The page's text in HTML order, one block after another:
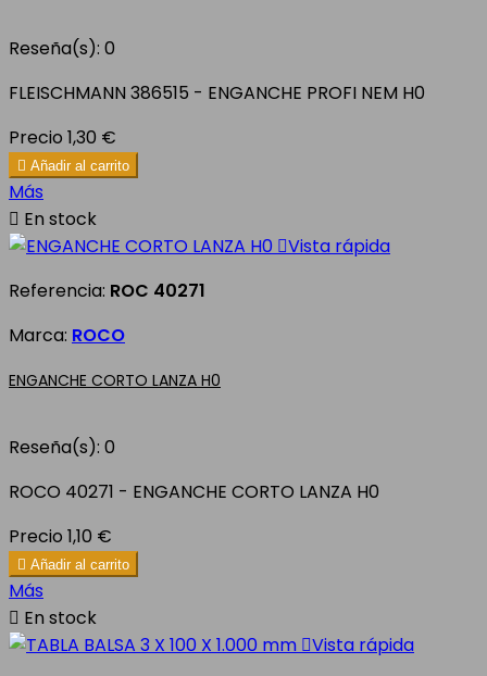
Reseña(s): 0
FLEISCHMANN 386515 - ENGANCHE PROFI NEM H0
Precio 1,30 €
 Añadir al carrito
Más
 En stock
Vista rápida
Referencia: ROC 40271
Marca: ROCO
ENGANCHE CORTO LANZA H0
Reseña(s): 0
ROCO 40271 - ENGANCHE CORTO LANZA H0
Precio 1,10 €
 Añadir al carrito
Más
 En stock
Vista rápida